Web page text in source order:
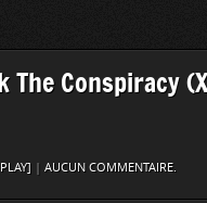
The Conspiracy
AUCUN COMMENTAIRE.